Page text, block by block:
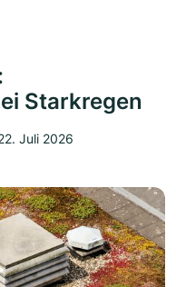
Starkregen
Juli 2026